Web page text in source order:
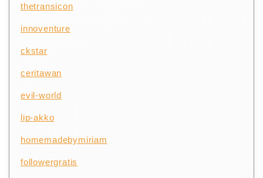
thetransicon
innoventure
ckstar
ceritawan
evil-world
lip-akko
homemadebymiriam
followergratis